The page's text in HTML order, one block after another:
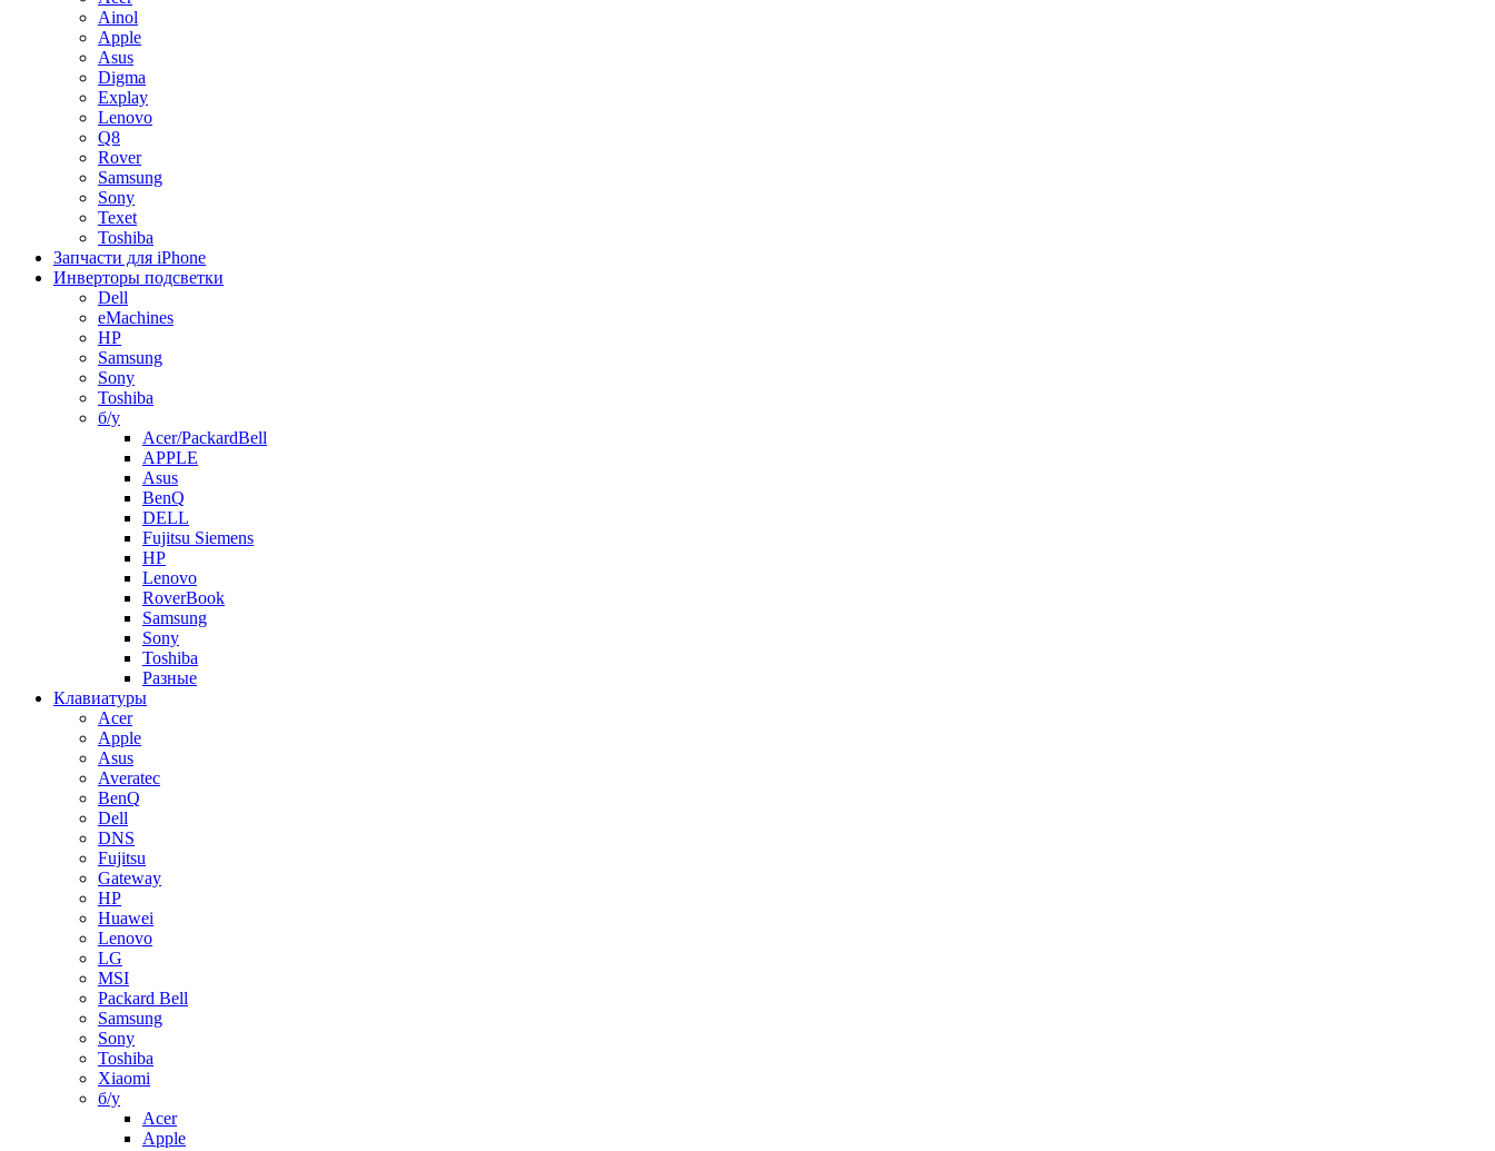
Ainol
Apple
Asus
Digma
Explay
Lenovo
Q8
Rover
Samsung
Sony
Texet
Toshiba
Запчасти для iPhone
Инверторы подсветки
Dell
eMachines
HP
Samsung
Sony
Toshiba
б/у
Acer/PackardBell
APPLE
Asus
BenQ
DELL
Fujitsu Siemens
HP
Lenovo
RoverBook
Samsung
Sony
Toshiba
Разные
Клавиатуры
Acer
Apple
Asus
Averatec
BenQ
Dell
DNS
Fujitsu
Gateway
HP
Huawei
Lenovo
LG
MSI
Packard Bell
Samsung
Sony
Toshiba
Xiaomi
б/у
Acer
Apple